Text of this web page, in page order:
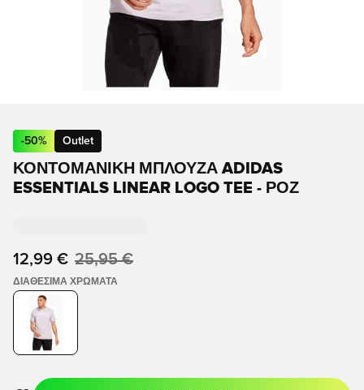
-50% Outlet
ΚΟΝΤΟΜΆΝΙΚΗ ΜΠΛΟΎΖΑ ADIDAS
ESSENTIALS LINEAR LOGO TEE - ΡΟΖ
12,99 € 25,95 €
ΔΙΑΘΈΣΙΜΑ ΧΡΏΜΑΤΑ